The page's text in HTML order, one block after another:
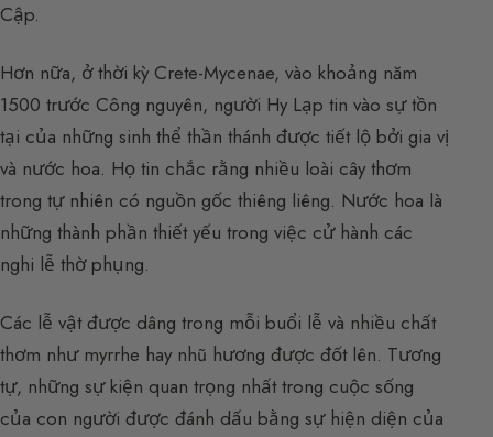
Cập.
Hơn nữa, ở thời kỳ Crete-Mycenae, vào khoảng năm
1500 trước Công nguyên, người Hy Lạp tin vào sự tồn
tại của những sinh thể thần thánh được tiết lộ bởi gia vị
và nước hoa. Họ tin chắc rằng nhiều loài cây thơm
trong tự nhiên có nguồn gốc thiêng liêng. Nước hoa là
những thành phần thiết yếu trong việc cử hành các
nghi lễ thờ phụng.
Các lễ vật được dâng trong mỗi buổi lễ và nhiều chất
thơm như myrrhe hay nhũ hương được đốt lên. Tương
tự, những sự kiện quan trọng nhất trong cuộc sống
của con người được đánh dấu bằng sự hiện diện của